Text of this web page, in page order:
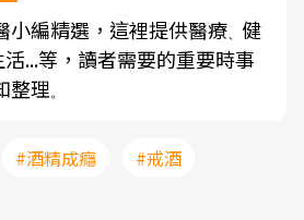
小編精選，這裡提供醫療、 健
活...等，讀者需要的重要時事
整理。
#酒精成癮 #戒酒